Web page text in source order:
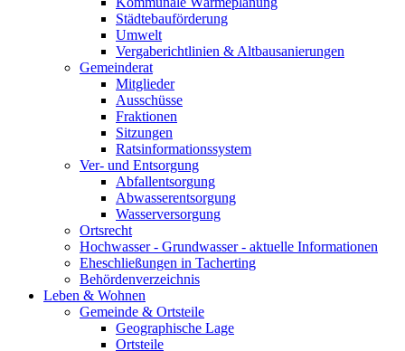
Städtebauförderung
Umwelt
Vergaberichtlinien & Altbausanierungen
Gemeinderat
Mitglieder
Ausschüsse
Fraktionen
Sitzungen
Ratsinformationssystem
Ver- und Entsorgung
Abfallentsorgung
Abwasserentsorgung
Wasserversorgung
Ortsrecht
Hochwasser - Grundwasser - aktuelle Informationen
Eheschließungen in Tacherting
Behördenverzeichnis
Leben & Wohnen
Gemeinde & Ortsteile
Geographische Lage
Ortsteile